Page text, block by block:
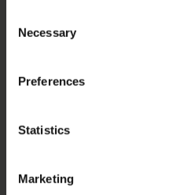
Selection
Necessary
Preferences
Statistics
Marketing
Borse